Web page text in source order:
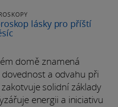
lásky pro příští
domě znamená
a odvahu při
solidní základy
energii a iniciativu